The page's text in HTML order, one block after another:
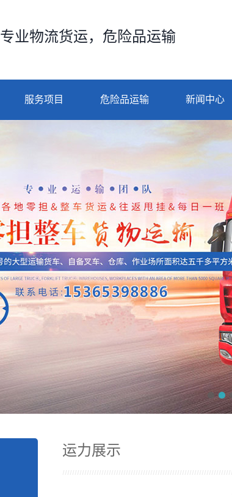
专业物流货运，危险品运输
服务项目 危险品运输 新闻中心
运力展示